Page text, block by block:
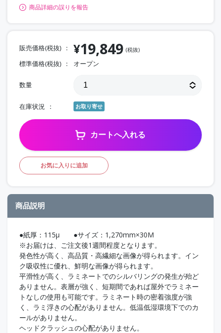
商品詳細の誤りを報告
販売価格(税抜) ¥19,849 (税抜)
標準価格(税抜) オープン
数量
在庫状況 お取り寄せ
カートへ入れる
お気に入りに追加
商品説明
●紙厚：115μ ●サイズ：1,270mm×30M
※お届けは、ご注文後1週間程度となります。
発色性が高く、高品質・高繊細な画像が得られます。イン
ク吸収性に優れ、鮮明な画像が得られます。
平滑性が高く、ラミネートでのシルバリングの発生が殆ど
ありません。表層が強く、短期間であれば屋外でラミネー
トなしの使用も可能です。ラミネート時の密着強度が強
く、ラミ浮きの心配がありません。低温低湿環境下でのカ
ールがありません。
ヘッドクラッシュの心配がありません。